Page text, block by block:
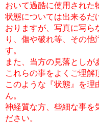
おいて過酷に使用された
状態については出来るだ
おりますが、写真に写ら
り、傷や破れ等、その他
す。
また、当方の見落としが
これらの事をよくご理解
このような『状態』を理
ん。
神経質な方、些細な事を
ださい。